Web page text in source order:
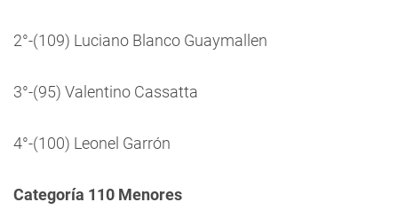
2°-(109) Luciano Blanco Guaymallen
3°-(95) Valentino Cassatta
4°-(100) Leonel Garrón
Categoría 110 Menores